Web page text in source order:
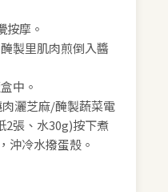
按摩。
製里肌肉煎倒入醬
中。
灑芝麻/醃製蔬菜電
2張、水30g)按下煮
沖冷水撥蛋殼。